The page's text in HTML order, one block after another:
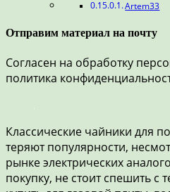
Artem33
Отправим материал на почту
Согласен на обработку
политика
Классические чайники для
теряют популярности,
рынке электрических
покупку, не стоит спешить с